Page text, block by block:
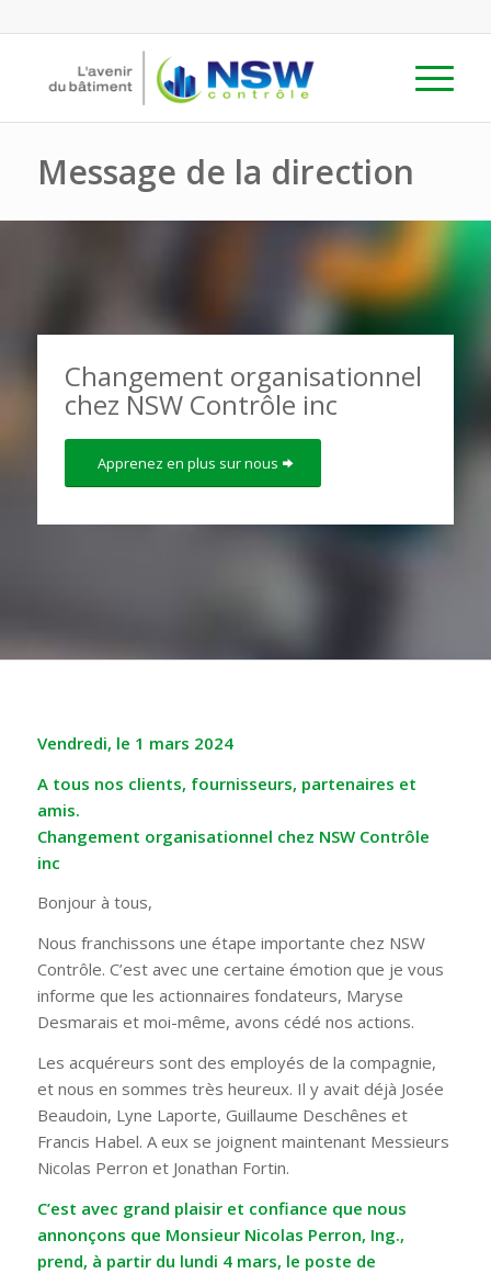
Message de la direction
Changement organisationnel
chez NSW Contrôle inc
Apprenez en plus sur nous
Vendredi, le 1 mars 2024
A tous nos clients, fournisseurs, partenaires et
amis.
Changement organisationnel chez NSW Contrôle
inc
Bonjour à tous,
Nous franchissons une étape importante chez NSW
Contrôle. C’est avec une certaine émotion que je vous
informe que les actionnaires fondateurs, Maryse
Desmarais et moi-même, avons cédé nos actions.
Les acquéreurs sont des employés de la compagnie,
et nous en sommes très heureux. Il y avait déjà Josée
Beaudoin, Lyne Laporte, Guillaume Deschênes et
Francis Habel. A eux se joignent maintenant Messieurs
Nicolas Perron et Jonathan Fortin.
C’est avec grand plaisir et confiance que nous
annonçons que Monsieur Nicolas Perron, Ing.,
prend, à partir du lundi 4 mars, le poste de